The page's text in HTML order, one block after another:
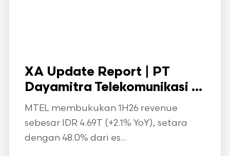
XA Update Report | PT
Dayamitra Telekomunikasi ...
MTEL membukukan 1H26 revenue
sebesar IDR 4.69T (+2.1% YoY), setara
dengan 48.0% dari es...